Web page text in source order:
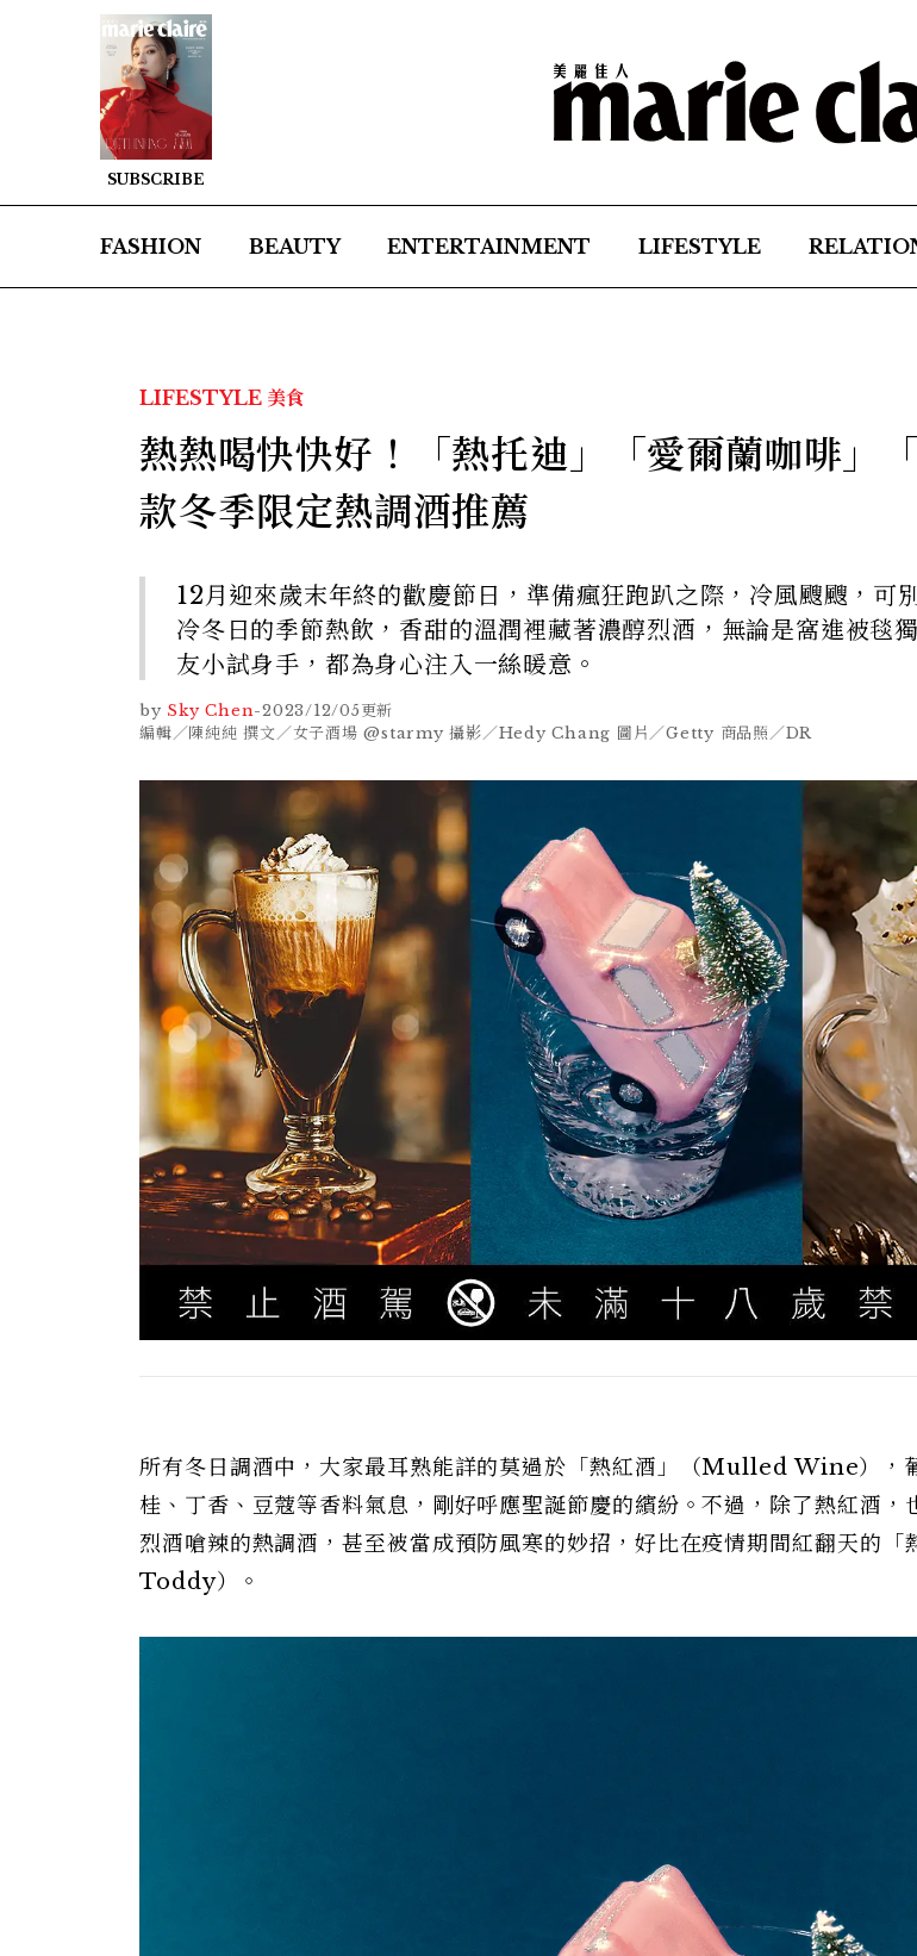
SUBSCRIBE
FASHION BEAUTY ENTERTAINMENT LIFESTYLE
LIFESTYLE 美食
熱熱喝快快好！「熱托迪」「愛爾蘭咖啡」
款冬季限定熱調酒推薦
12月迎來歲末年終的歡慶節日，準備瘋狂跑趴之際，冷風颼颼，可
冷冬日的季節熱飲，香甜的溫潤裡藏著濃醇烈酒，無論是窩進被毯
友小試身手，都為身心注入一絲暖意。
by Sky Chen-2023/12/05更新
編輯／陳純純 撰文／女子酒場 @starmy 攝影／Hedy Chang 圖片／Getty 商品照／DR
所有冬日調酒中，大家最耳熟能詳的莫過於「熱紅酒」（Mulled Wine），
桂、丁香、豆蔻等香料氣息，剛好呼應聖誕節慶的繽紛。不過，除了熱紅酒，
烈酒嗆辣的熱調酒，甚至被當成預防風寒的妙招，好比在疫情期間紅翻天的
Toddy）。